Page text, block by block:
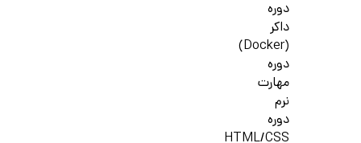
دوره
داکر
(Docker)
دوره
مهارت
نرم
دوره